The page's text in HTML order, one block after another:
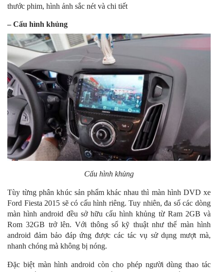
thước phim, hình ảnh sắc nét và chi tiết
– Cấu hình khủng
Cấu hình khủng
Tùy từng phân khúc sản phẩm khác nhau thì màn hình DVD xe
Ford Fiesta 2015 sẽ có cấu hình riêng. Tuy nhiên, đa số các dòng
màn hình android đều sở hữu cấu hình khủng từ Ram 2GB và
Rom 32GB trở lên. Với thông số kỹ thuật như thế màn hình
android đảm bảo đáp ứng được các tác vụ sử dụng mượt mà,
nhanh chóng mà không bị nóng.
Đặc biệt màn hình android còn cho phép người dùng thao tác